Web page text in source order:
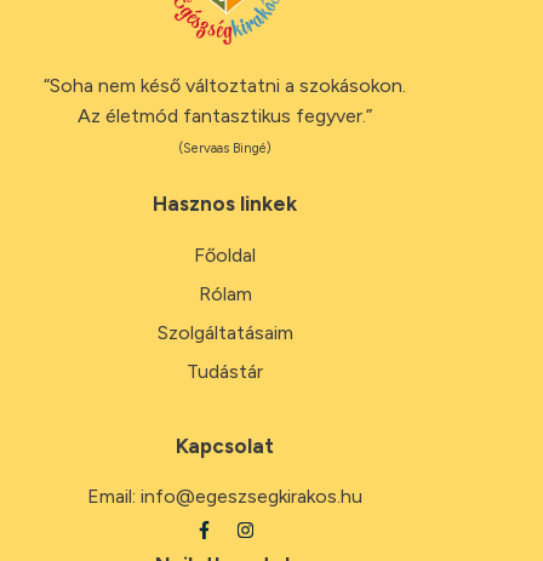
“Soha nem késő változtatni a szokásokon.
Az életmód fantasztikus fegyver.”
(Servaas Bingé)
Hasznos linkek
Főoldal
Rólam
Szolgáltatásaim
Tudástár
Kapcsolat
Email: info@egeszsegkirakos.hu